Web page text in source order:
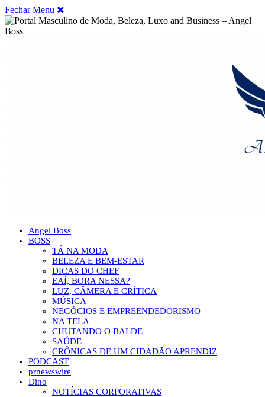
Fechar Menu
Angel Boss
BOSS
TÁ NA MODA
BELEZA E BEM-ESTAR
DICAS DO CHEF
EAÍ, BORA NESSA?
LUZ, CÂMERA E CRÍTICA
MÚSICA
NEGÓCIOS E EMPREENDEDORISMO
NA TELA
CHUTANDO O BALDE
SAÚDE
CRÔNICAS DE UM CIDADÃO APRENDIZ
PODCAST
prnewswire
Dino
NOTÍCIAS CORPORATIVAS